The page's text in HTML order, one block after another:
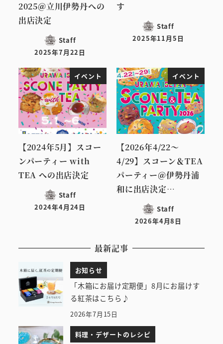
2025＠立川伊勢丹への
出店決定
Staff
投稿日
2025年7月22日
す
Staff
投稿日
2025年11月5日
イベント
【2024年5月】スコー
ンパーティー with
TEA への出店決定
Staff
投稿日
2024年4月24日
イベント
【2026年4/22～
4/29】スコーン＆TEA
パーティー＠伊勢丹浦
和に出店決定…
Staff
投稿日
2026年4月8日
最新記事
お知らせ
「木箱にお届け定期便」8月にお届けす
る紅茶はこちら♪
2026年7月15日
料理・デザートのレシピ